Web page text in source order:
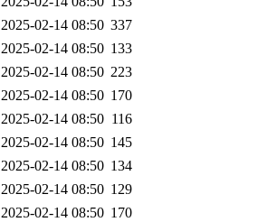
2025-02-14 08:50 337
2025-02-14 08:50 133
2025-02-14 08:50 223
2025-02-14 08:50 170
2025-02-14 08:50 116
2025-02-14 08:50 145
2025-02-14 08:50 134
2025-02-14 08:50 129
2025-02-14 08:50 170